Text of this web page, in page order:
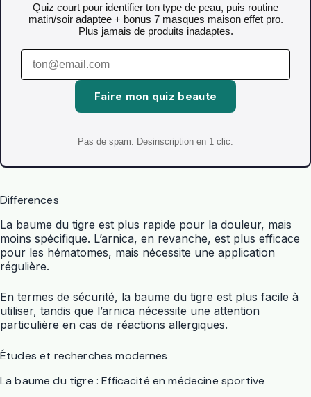
Quiz court pour identifier ton type de peau, puis routine
matin/soir adaptee + bonus 7 masques maison effet pro.
Plus jamais de produits inadaptes.
Faire mon quiz beaute
Pas de spam. Desinscription en 1 clic.
Differences
La baume du tigre est plus rapide pour la douleur, mais
moins spécifique. L’arnica, en revanche, est plus efficace
pour les hématomes, mais nécessite une application
régulière.
En termes de sécurité, la baume du tigre est plus facile à
utiliser, tandis que l’arnica nécessite une attention
particulière en cas de réactions allergiques.
Études et recherches modernes
La baume du tigre : Efficacité en médecine sportive